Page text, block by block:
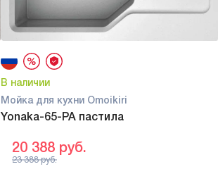
В наличии
Мойка для кухни Omoikiri
Yonaka-65-PA пастила
20 388 руб.
23 388руб.